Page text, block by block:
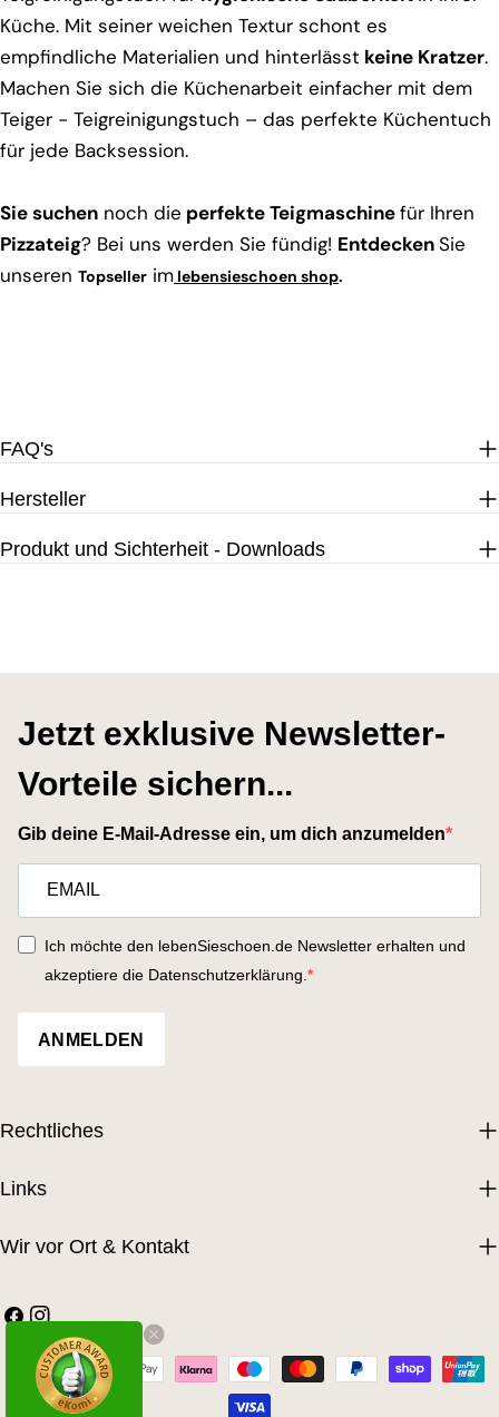
Küche. Mit seiner weichen Textur schont es
empfindliche Materialien und hinterlässt keine Kratzer.
Machen Sie sich die Küchenarbeit einfacher mit dem
Teiger - Teigreinigungstuch – das perfekte Küchentuch
für jede Backsession.
Sie suchen noch die perfekte Teigmaschinefür Ihren
Pizzateig? Bei uns werden Sie fündig! EntdeckenSie
unseren Topseller im lebensieschoen shop.
FAQ's
Hersteller
Produkt und Sichterheit - Downloads
Jetzt exklusive Newsletter-
Vorteile sichern...
Gib deine E-Mail-Adresse ein, um dich anzumelden
Ich möchte den lebenSieschoen.de Newsletter erhalten und
akzeptiere die Datenschutzerklärung.
ANMELDEN
Rechtliches
Links
Wir vor Ort & Kontakt
Facebook
Instagram
Zahlungsarten